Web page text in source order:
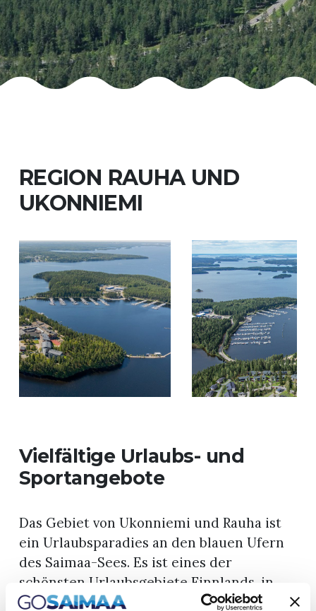
REGION RAUHA UND
UKONNIEMI
Vielfältige Urlaubs- und
Sportangebote
Das Gebiet von Ukonniemi und Rauha ist
ein Urlaubsparadies an den blauen Ufern
des Saimaa-Sees. Es ist eines der
schönsten Urlaubsgebiete Finnlands, in
dem Körper und Geist entspannen